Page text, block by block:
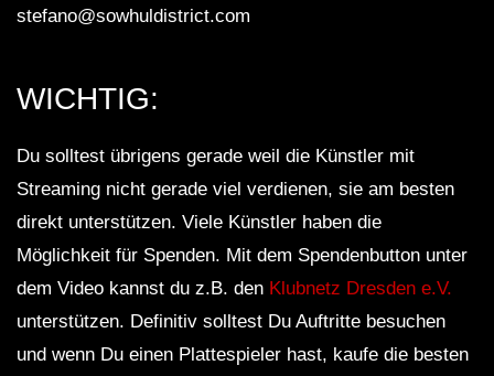
stefano@sowhuldistrict.com
WICHTIG:
Du solltest übrigens gerade weil die Künstler mit
Streaming nicht gerade viel verdienen, sie am besten
direkt unterstützen. Viele Künstler haben die
Möglichkeit für Spenden. Mit dem Spendenbutton unter
dem Video kannst du z.B. den Klubnetz Dresden e.V.
unterstützen. Definitiv solltest Du Auftritte besuchen
und wenn Du einen Plattespieler hast, kaufe die besten